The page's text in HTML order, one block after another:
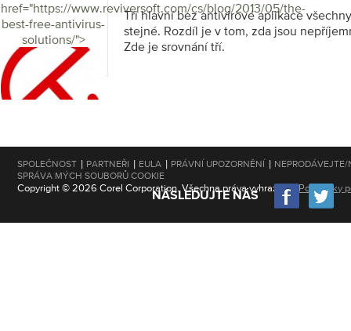
href="https://www.reviversoft.com/cs/blog/2013/05/the-
best-free-antivirus-
solutions/">
Tři hlavní bez antivirové aplikace
stejné. Rozdíl je v tom, zda jsou
Zde je srovnání tří.
SPOLEČNOST | PARTNEŘI | EULA | PRÁVNÍ UPOZORNĚNÍ |
SPRÁVA MÝCH SOUBORŮ COOKIE
Copyright © 2026 Corel Corporation. Všechna práva vyhrazena.Podmínky
NÁSLEDUJTE NÁS